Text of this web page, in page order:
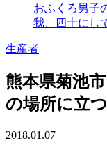
おふくろ男子
我、四十にし
生産者
熊本県菊池
の場所に立つ
2018.01.07